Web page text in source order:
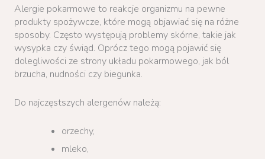
Alergie pokarmowe to reakcje organizmu na pewne
produkty spożywcze, które mogą objawiać się na różne
sposoby. Często występują problemy skórne, takie jak
wysypka czy świąd. Oprócz tego mogą pojawić się
dolegliwości ze strony układu pokarmowego, jak ból
brzucha, nudności czy biegunka.
Do najczęstszych alergenów należą:
orzechy,
mleko,